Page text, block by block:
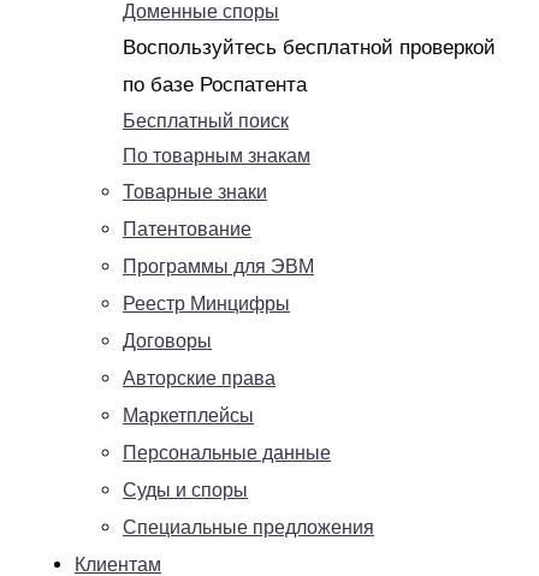
Доменные споры
Воспользуйтесь бесплатной проверкой
по базе Роспатента
Бесплатный поиск
По товарным знакам
Товарные знаки
Патентование
Программы для ЭВМ
Реестр Минцифры
Договоры
Авторские права
Маркетплейсы
Персональные данные
Суды и споры
Специальные предложения
Клиентам